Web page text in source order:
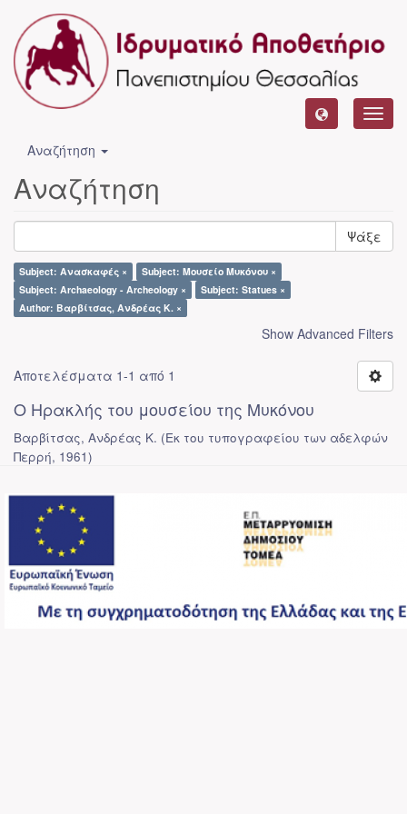
Αναζήτηση
Αναζήτηση
Ψάξε
Subject: Ανασκαφές ×
Subject: Μουσείο Μυκόνου ×
Subject: Archaeology - Archeology ×
Subject: Statues ×
Author: Βαρβίτσας, Ανδρέας Κ. ×
Show Advanced Filters
Αποτελέσματα 1-1 από 1
Ο Ηρακλής του μουσείου της Μυκόνου
Βαρβίτσας, Ανδρέας Κ. (Εκ του τυπογραφείου των αδελφών
Περρή, 1961)